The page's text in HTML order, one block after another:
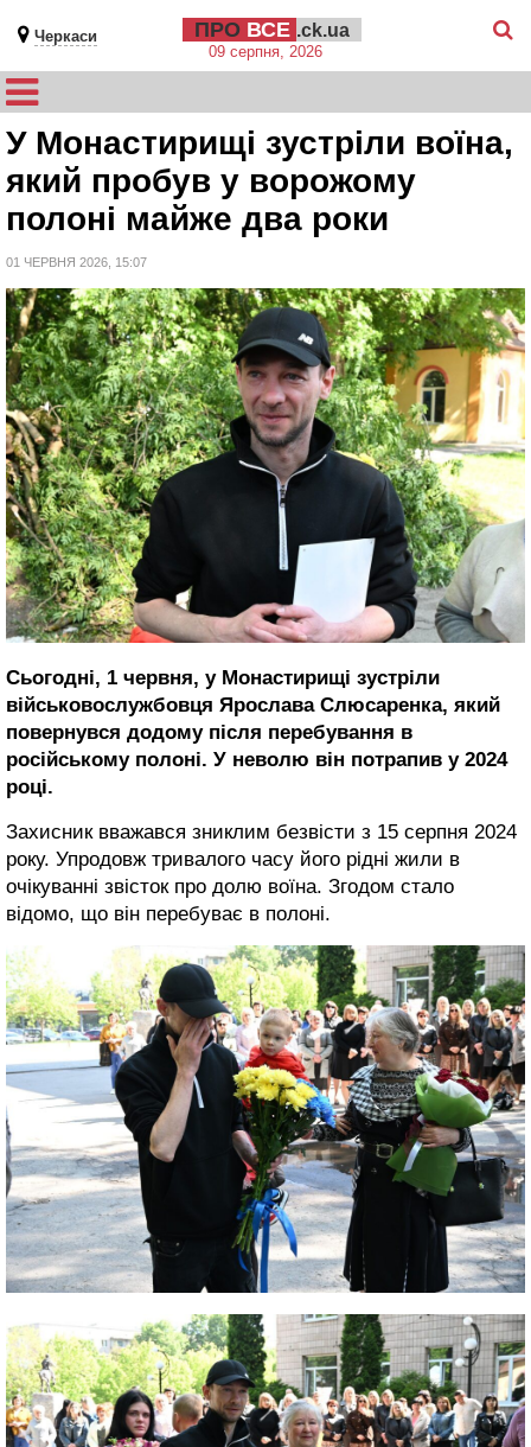
Черкаси ПРО ВСЕ .ck.ua
09 серпня, 2026
У Монастирищі зустріли воїна,
який пробув у ворожому
полоні майже два роки
01 ЧЕРВНЯ 2026, 15:07
Сьогодні, 1 червня, у Монастирищі зустріли
військовослужбовця Ярослава Слюсаренка, який
повернувся додому після перебування в
російському полоні. У неволю він потрапив у 2024
році.
Захисник вважався зниклим безвісти з 15 серпня 2024
року. Упродовж тривалого часу його рідні жили в
очікуванні звісток про долю воїна. Згодом стало
відомо, що він перебуває в полоні.